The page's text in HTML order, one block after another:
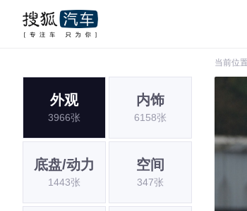
当前位
外观
3966张
内饰
6158张
底盘/动力
1443张
空间
347张